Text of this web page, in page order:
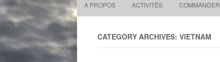
A PROPOS ACTIVITÉS COMMANDER
CATEGORY ARCHIVES: VIETNAM